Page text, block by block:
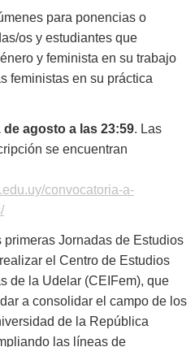
para ponencias o
os y estudiantes que
y feminista en su trabajo
feministas en su práctica
de agosto a las 23:59. Las
se encuentran
convocatoria-a-
primeras Jornadas de Estudios
el Centro de Estudios
de la Udelar (CEIFem), que
a consolidar el campo de los
de la República
las líneas de